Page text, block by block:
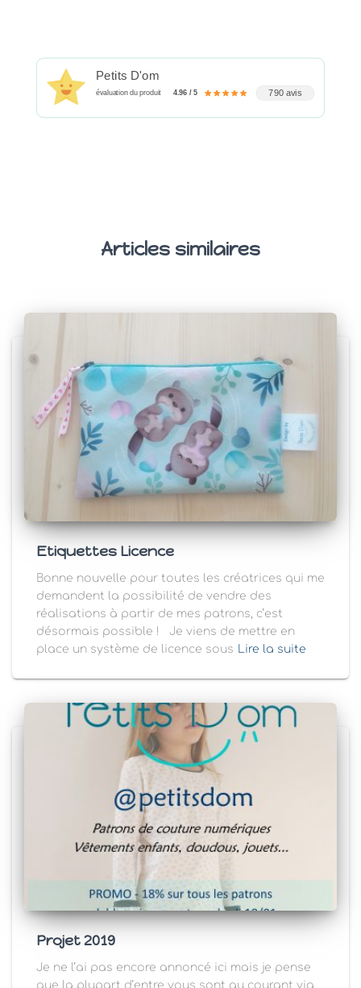
Petits D'om
évaluation du produit 4.96 / 5 790 avis
Articles similaires
Etiquettes Licence
Bonne nouvelle pour toutes les créatrices qui me
demandent la possibilité de vendre des
réalisations à partir de mes patrons, c’est
désormais possible ! Je viens de mettre en
place un système de licence sous
Lire la suite
Projet 2019
Je ne l’ai pas encore annoncé ici mais je pense
que la plupart d’entre vous sont au courant via